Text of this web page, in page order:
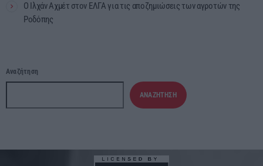
Ο Ιλχάν Αχμέτ στον ΕΛΓΑ για τις αποζημιώσεις των αγροτών της
Ροδόπης
Αναζήτηση
ΑΝΑΖΉΤΗΣΗ